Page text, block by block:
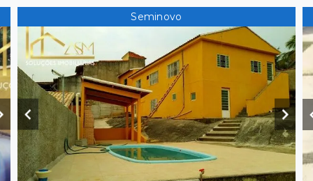
Seminovo